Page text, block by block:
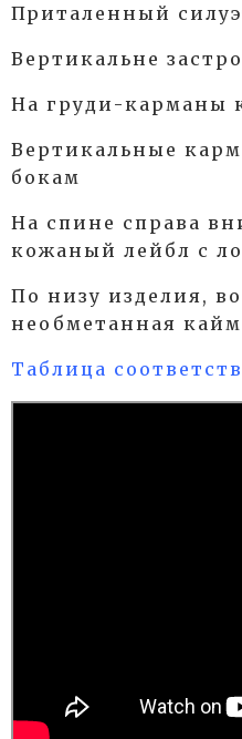
Приталенный
Вертикальне
На груди-карманы
Вертикальные
бокам
На спине справа
кожаный лейбл с
По низу изделия,
необметанная
Таблица